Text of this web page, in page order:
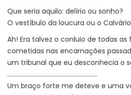
Que seria aquilo: delírio ou sonho?
O vestíbulo da loucura ou o
Ah! Era talvez o conluio de todas
cometidas nas encarnações
um tribunal que eu desconhecia o
..............................................................
Um braço forte me deteve e uma